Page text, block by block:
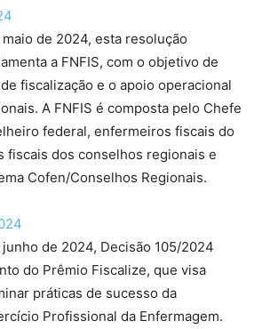
de 2024, esta resolução
a FNFIS, com o objetivo de
fiscalização e o apoio operacional
A FNFIS é composta pelo Chefe
federal, enfermeiros fiscais do
fiscais dos conselhos regionais e
Cofen/Conselhos Regionais.
de 2024, Decisão 105/2024
do Prêmio Fiscalize, que visa
práticas de sucesso da
Profissional da Enfermagem.